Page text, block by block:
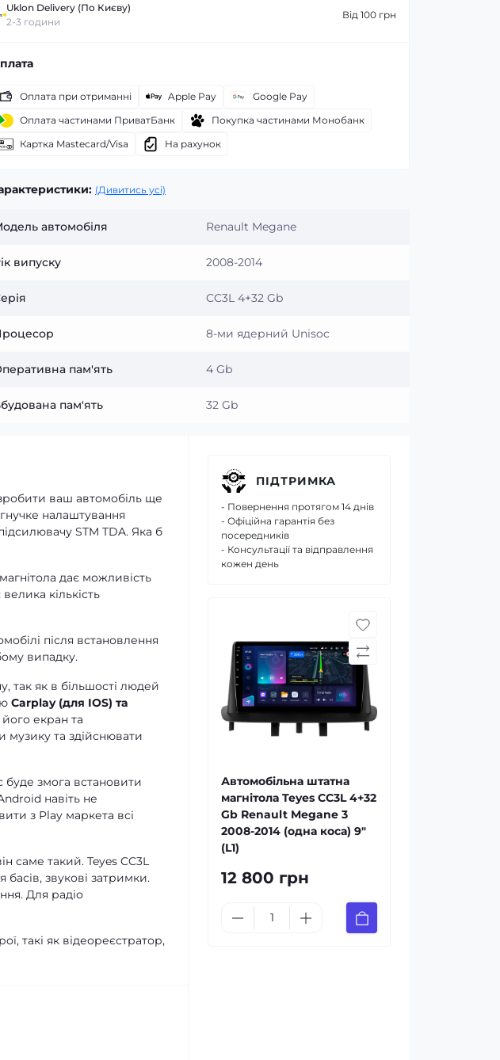
Uklon Delivery (По Києву)
2-3 години
Від 100 грн
Оплата при отриманні Apple Pay
Google Pay
Оплата частинами ПриватБанк
Покупка частинами Монобанк
Картка Mastecard/Visa
На рахунок
(Дивитись усі)
автомобіля Renault Megane
випуску 2008-2014
CC3L 4+32 Gb
8-ми ядерний Unisoc
пам'ять 4 Gb
пам'ять 32 Gb
ваш автомобіль ще
налаштування
STM TDA. Яка б
дає можливість
кількість
після встановлення
випадку.
так як в більшості людей
Carplay (для IOS) та
екран та
музику та здійснювати
змога встановити
навіть не
з Play маркета всі
саме такий. Teyes CC3L
звукові затримки.
Для радіо
такі як відеореєстратор,
ПІДТРИМКА
- Повернення протягом 14 днів
- Офіційна гарантія без
посередників
- Консультації та відправлення
кожен день
Автомобільна штатна
магнітола Teyes CC3L 4+32
Gb Renault Megane 3
2008-2014 (одна коса) 9"
(L1)
12 800 грн